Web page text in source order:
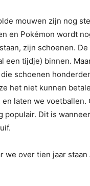
mouwen zijn nog
en Pokémon wordt
zijn schoenen.
tijdje) binnen.
schoenen
het niet kunnen
laten we voetballen.
populair. Dit is
we over tien jaar staan